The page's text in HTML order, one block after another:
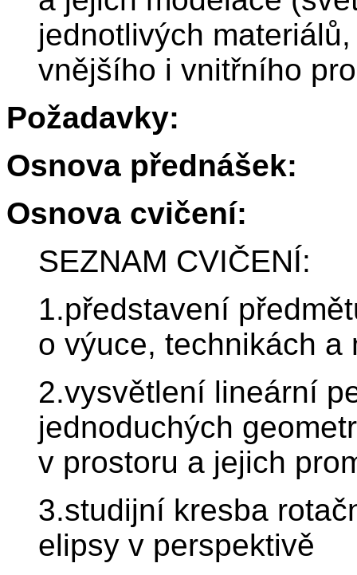
jednotlivých
vnějšího i vnitřního
Požadavky:
Osnova přednášek:
Osnova cvičení:
SEZNAM CVIČENÍ:
1.představení
o výuce, technikách a
2.vysvětlení lineární
jednoduchých
v prostoru a jejich
3.studijní kresba
elipsy v perspektivě